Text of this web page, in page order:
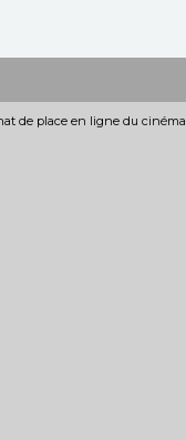
de place en ligne du cinéma.